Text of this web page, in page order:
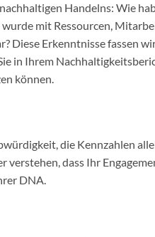
Handelns: Wie
mit Ressourcen,
Diese Erkenntnisse fassen
in Ihrem
können.
die Kennzahlen
dass Ihr
DNA.